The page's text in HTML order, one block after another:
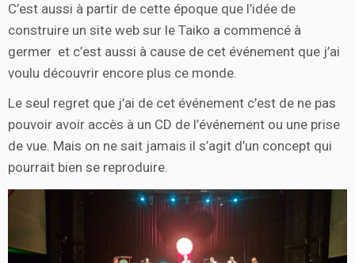
C’est aussi à partir de cette époque que l’idée de
construire un site web sur le Taiko a commencé à
germer et c’est aussi à cause de cet événement que j’ai
voulu découvrir encore plus ce monde.
Le seul regret que j’ai de cet événement c’est de ne pas
pouvoir avoir accès à un CD de l’événement ou une prise
de vue. Mais on ne sait jamais il s’agit d’un concept qui
pourrait bien se reproduire.